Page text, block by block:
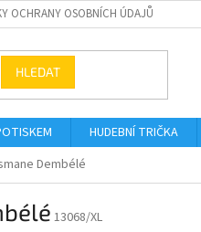
OCHRANY OSOBNÍCH ÚDAJŮ
HLEDAT
HUDEBNÍ TRIČKA
Dembélé
13068/XL